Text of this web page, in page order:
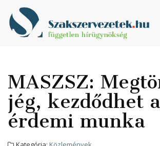
MASZSZ:
jég, kezdődhet
érdemi munka